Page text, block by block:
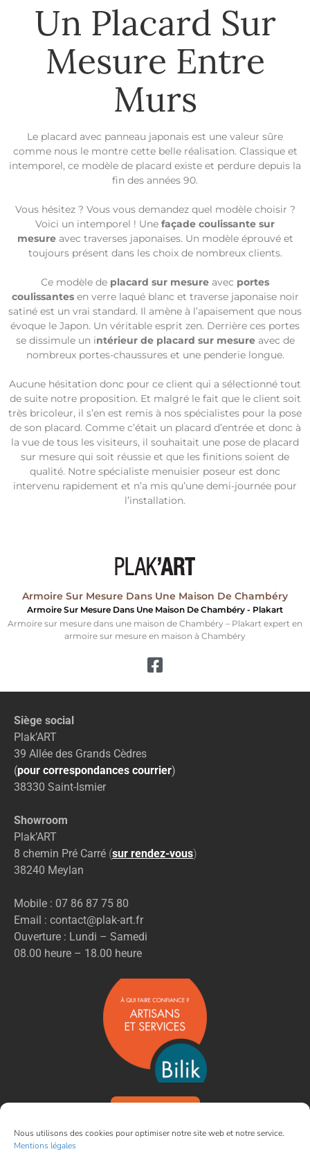
Nous utilisons des cookies pour optimiser notre site web et notre service.
Mentions légales
Un Placard Sur
Mesure Entre
Murs
Le placard avec panneau japonais est une valeur sûre
comme nous le montre cette belle réalisation. Classique et
intemporel, ce modèle de placard existe et perdure depuis la
fin des années 90.
Vous hésitez ? Vous vous demandez quel modèle choisir ?
Voici un intemporel ! Une façade coulissante sur
mesureavec traverses japonaises. Un modèle éprouvé et
toujours présent dans les choix de nombreux clients.
Ce modèle de placard sur mesure avec portes
coulissantesen verre laqué blanc et traverse japonaise noir
satiné est un vrai standard. Il amène à l’apaisement que nous
évoque le Japon. Un véritable esprit zen. Derrière ces portes
se dissimule un intérieur de placard sur mesureavec de
nombreux portes-chaussures et une penderie longue.
Aucune hésitation donc pour ce client qui a sélectionné tout
de suite notre proposition. Et malgré le fait que le client soit
très bricoleur, il s’en est remis à nos spécialistes pour la pose
de son placard. Comme c’était un placard d’entrée et donc à
la vue de tous les visiteurs, il souhaitait une pose de placard
sur mesure qui soit réussie et que les finitions soient de
qualité. Notre spécialiste menuisier poseur est donc
intervenu rapidement et n’a mis qu’une demi-journée pour
l’installation.
Armoire Sur Mesure Dans Une Maison De Chambéry
Armoire Sur Mesure Dans Une Maison De Chambéry - Plakart
Armoire sur mesure dans une maison de Chambéry – Plakart expert en
armoire sur mesure en maison à Chambéry
Siège social
Plak’ART
39 Allée des Grands Cèdres
(pour correspondances courrier)
38330 Saint-Ismier
Showroom
Plak’ART
8 chemin Pré Carré (sur rendez-vous)
38240 Meylan
Mobile : 07 86 87 75 80
Email : contact@plak-art.fr
Ouverture : Lundi – Samedi
08.00 heure – 18.00 heure